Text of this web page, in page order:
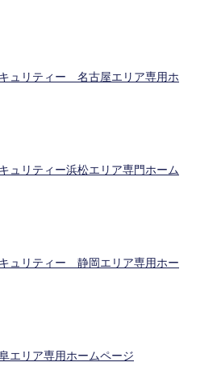
ュリティー 名古屋エリア専用ホ
ュリティー浜松エリア専門ホーム
ュリティー 静岡エリア専用ホー
エリア専用ホームページ